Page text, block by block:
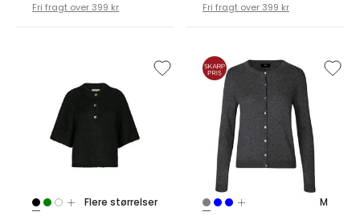
Fri fragt over 399 kr Fri fragt over 399 kr
Flere størrelser M